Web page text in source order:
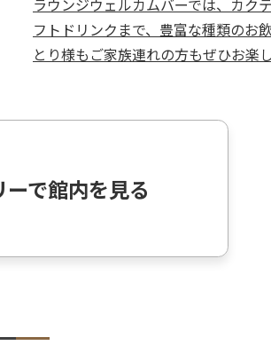
ラウンジウェルカムバーでは、カク
フトドリンクまで、豊富な種類のお
とり様もご家族連れの方もぜひお楽
で館内を見る